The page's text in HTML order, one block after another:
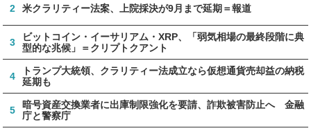
2 米クラリティー法案、上院採決が9月まで延期＝報道
3
ビットコイン・イーサリアム・XRP、「弱気相場の最終段階に典
型的な兆候」＝クリプトクアント
4
トランプ大統領、クラリティー法成立なら仮想通貨売却益の納税
延期も
5
暗号資産交換業者に出庫制限強化を要請、詐欺被害防止へ 金融
庁と警察庁